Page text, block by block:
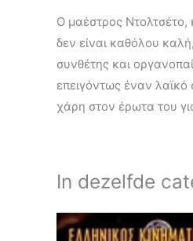
Ο μαέστρος Ντολτσέτο,
δεν είναι καθόλου
συνθέτης και
επειγόντως έναν
χάρη στον έρωτα του
In dezelfde